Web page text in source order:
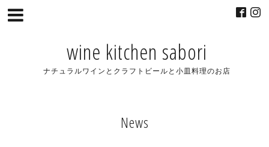
wine kitchen sabori
ナチュラルワインとクラフトビールと小皿料理のお店
News